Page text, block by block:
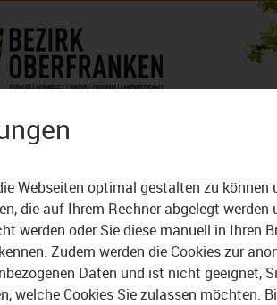
Webseiten optimal gestalten zu
die auf Ihrem Rechner abgelegt
werden oder Sie diese manuell in Ihren
Zudem werden die Cookies zur
Daten und ist nicht geeignet,
welche Cookies Sie zulassen